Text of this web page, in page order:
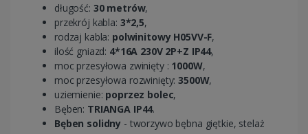
długość: 30 metrów,
przekrój kabla: 3*2,5,
rodzaj kabla: polwinitowy H05VV-F,
ilość gniazd: 4*16A 230V 2P+Z IP44,
moc przesyłowa zwinięty : 1000W,
moc przesyłowa rozwinięty:3500W,
uziemienie: poprzez bolec,
Bęben: TRIANGA IP44.
Bęben solidny - tworzywo bębna giętkie, stelaż